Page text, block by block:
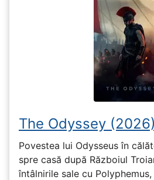
The Odyssey (2026)
Povestea lui Odysseus în
spre casă după Războiul
întâlnirile sale cu